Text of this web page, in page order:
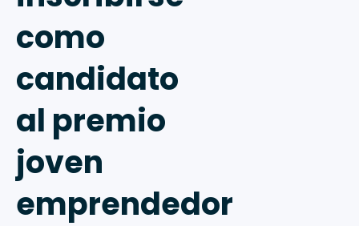
como
candidato
al premio
joven
emprendedor